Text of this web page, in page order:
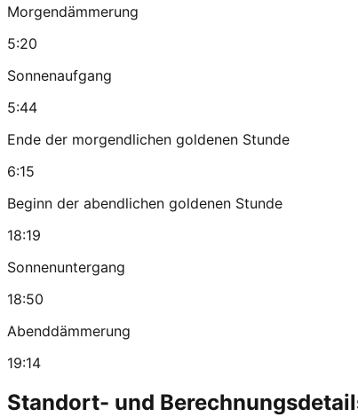
Morgendämmerung
5:20
Sonnenaufgang
5:44
Ende der morgendlichen goldenen Stunde
6:15
Beginn der abendlichen goldenen Stunde
18:19
Sonnenuntergang
18:50
Abenddämmerung
19:14
Standort- und